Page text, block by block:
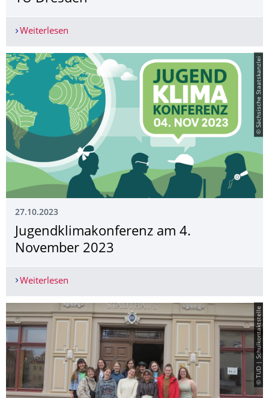
Weiterlesen
© Sächsische Staatskanzlei
27.10.2023
Jugendklimakonfe­renz am 4.
November 2023
Weiterlesen
© TUD | Schulkontaktstelle